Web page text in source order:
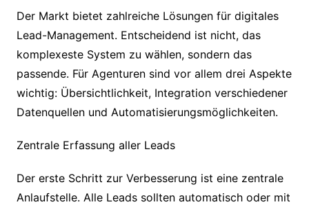
Der Markt bietet zahlreiche Lösungen für digitales
Lead-Management. Entscheidend ist nicht, das
komplexeste System zu wählen, sondern das
passende. Für Agenturen sind vor allem drei Aspekte
wichtig: Übersichtlichkeit, Integration verschiedener
Datenquellen und Automatisierungsmöglichkeiten.
Zentrale Erfassung aller Leads
Der erste Schritt zur Verbesserung ist eine zentrale
Anlaufstelle. Alle Leads sollten automatisch oder mit